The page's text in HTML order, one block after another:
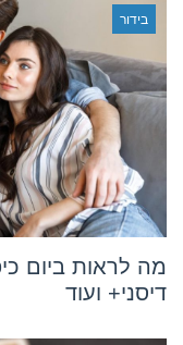
בידור
מה לראות ביום
דיסני+ ועוד